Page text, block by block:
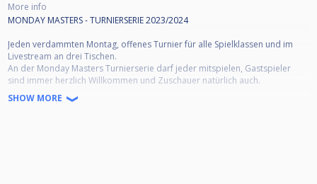
More info
MONDAY MASTERS - TURNIERSERIE 2023/2024
Jeden verdammten Montag, offenes Turnier für alle Spielklassen und im
Livestream an drei Tischen.
An der Monday Masters Turnierserie darf jeder mitspielen, Gastspieler
sind immer herzlich Willkommen und Zuschauer natürlich auch.
Turnierbeginn: 19:00 Uhr, Akkreditierungsfrist: 18:45 Uhr, Einlass zum
SHOW MORE